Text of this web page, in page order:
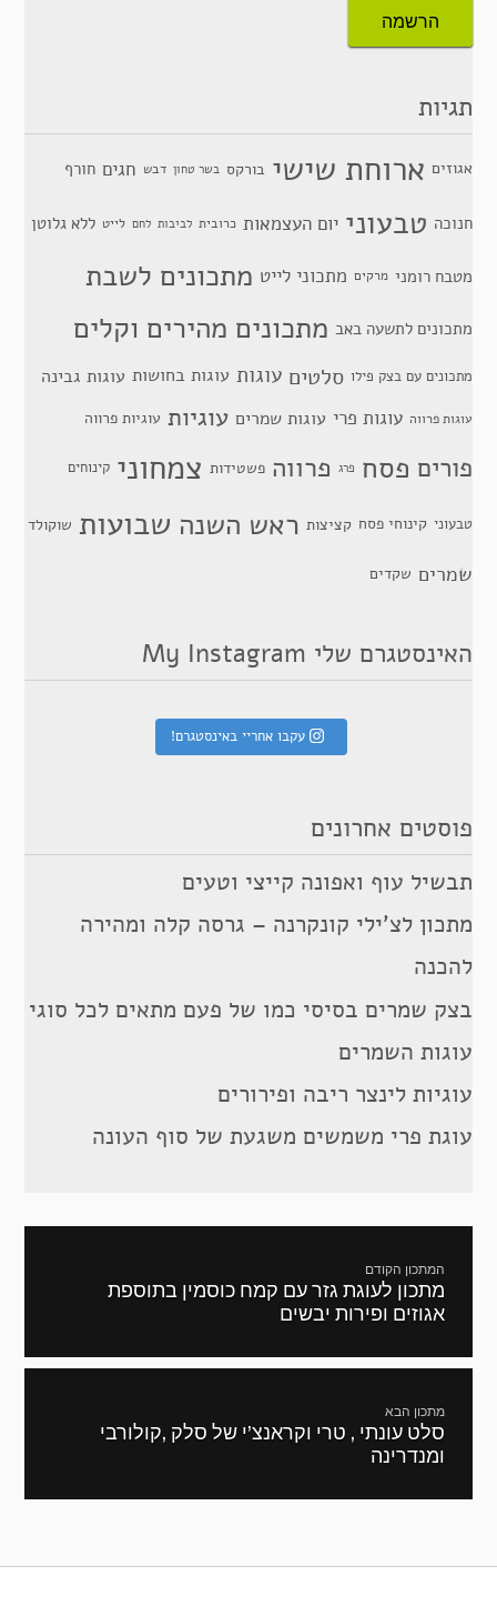
תגיות
אגוזים ארוחת שישי בורקס בשר טחון דבש חגים חורף
חנוכה טבעוני יום העצמאות כרובית לביבות לחם לייט ללא גלוטן
מטבח רומני מרקים מתכוני לייט מתכונים לשבת
מתכונים לתשעה באב מתכונים מהירים וקלים
מתכונים עם בצק פילו סלטים עוגות עוגות בחושות עוגות גבינה
עוגות פרווה עוגות פרי עוגות שמרים עוגיות עוגיות פרווה
פורים פסח פרג פרווה פשטידות צמחוני קינוחים
טבעוני קינוחי פסח קציצות ראש השנה שבועות שוקולד
שמרים שקדים
האינסטגרם שלי My Instagram
עקבו אחריי באינסטגרם!
פוסטים אחרונים
תבשיל עוף ואפונה קייצי וטעים
מתכון לצ’ילי קונקרנה – גרסה קלה ומהירה
להכנה
בצק שמרים בסיסי כמו של פעם מתאים לכל סוגי
עוגות השמרים
עוגיות לינצר ריבה ופירורים
עוגת פרי משמשים משגעת של סוף העונה
המתכון הקודם
מתכון
קודם:
מתכון לעוגת גזר עם קמח כוסמין בתוספת
אגוזים ופירות יבשים
מתכון הבא
המתכון
הבא:
סלט עונתי , טרי וקראנצ’י של סלק ,קולורבי
ומנדרינה